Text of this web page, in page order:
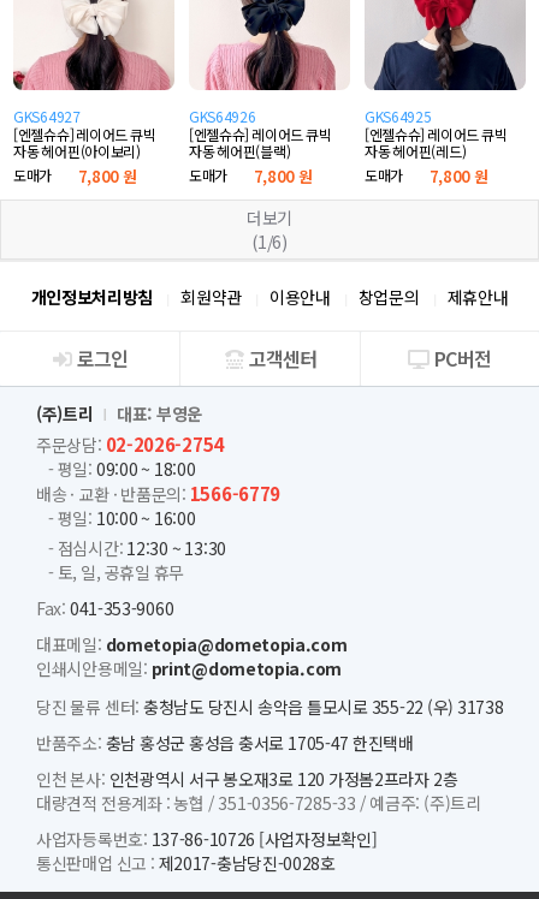
GKS64927
[엔젤슈슈] 레이어드 큐빅
자동 헤어핀(아이보리)
도매가
7,800 원
GKS64926
[엔젤슈슈] 레이어드 큐빅
자동 헤어핀(블랙)
도매가
7,800 원
GKS64925
[엔젤슈슈] 레이어드 큐빅
자동 헤어핀(레드)
도매가
7,800 원
더보기
(1/6)
개인정보처리방침 회원약관 이용안내 창업문의 제휴안내
회사소개
로그인 고객센터 PC버전
(주)트리
대표: 부영운
주문상담: 02-2026-2754
- 평일: 09:00 ~ 18:00
배송 · 교환 · 반품문의: 1566-6779
- 평일: 10:00 ~ 16:00
- 점심시간: 12:30 ~ 13:30
- 토, 일, 공휴일 휴무
Fax: 041-353-9060
대표메일: dometopia@dometopia.com
인쇄시안용메일: print@dometopia.com
당진 물류 센터: 충청남도 당진시 송악읍 틀모시로 355-22 (우) 31738
반품주소: 충남 홍성군 홍성읍 충서로 1705-47 한진택배
인천 본사: 인천광역시 서구 봉오재3로 120 가정봄2프라자 2층
대량견적 전용계좌 :농협 / 351-0356-7285-33 / 예금주: (주)트리
사업자등록번호: 137-86-10726 [사업자정보확인]
통신판매업 신고 : 제2017-충남당진-0028호